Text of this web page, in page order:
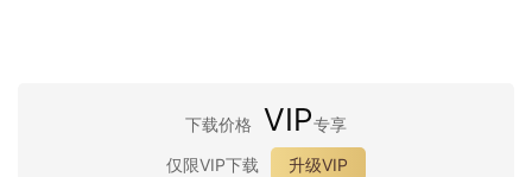
下载价格 VIP专享
仅限VIP下载
升级VIP